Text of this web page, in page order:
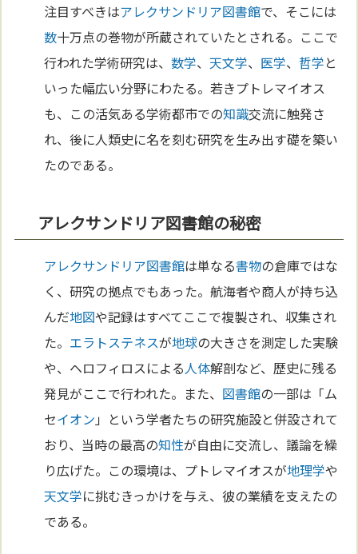
注目すべきはアレクサンドリア図書館で、そこには
数十万点の巻物が所蔵されていたとされる。ここで
行われた学術研究は、数学、天文学、 医学、 哲学と
いった幅広い分野にわたる。若きプトレマイオス
も、この活気ある学術都市での知識交流に触発さ
れ、後に人類史に名を刻む研究を生み出す礎を築い
たのである。
アレクサンドリア図書館の秘密
アレクサンドリア図書館は単なる書物の倉庫ではな
く、研究の拠点でもあった。航海者や商人が持ち込
んだ地図や記録はすべてここで複製され、収集され
た。 エラトステネスが地球の大きさを測定した実験
や、ヘロフィロスによる人体解剖など、歴史に残る
発見がここで行われた。また、 図書館の一部は「ム
セイオン 」という学者たちの研究施設と併設されて
おり、当時の最高の知性が自由に交流し、議論を繰
り広げた。この環境は、プトレマイオスが地理学や
天文学に挑むきっかけを与え、彼の業績を支えたの
である。